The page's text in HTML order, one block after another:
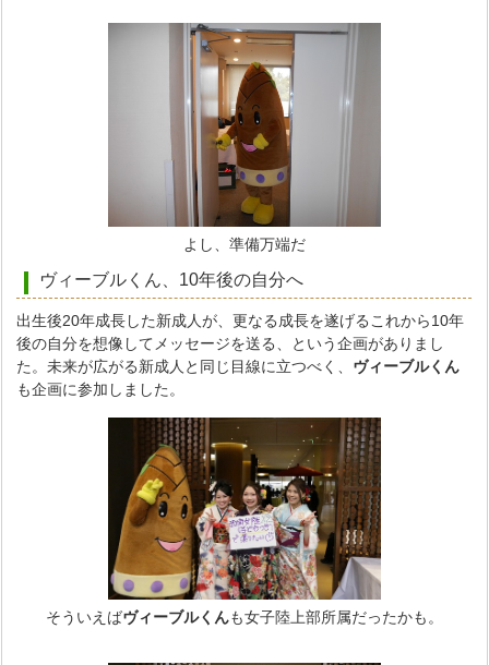
よし、準備万端だ
ヴィーブルくん、10年後の自分へ
出生後20年成長した新成人が、更なる成長を遂げるこれから10年
後の自分を想像してメッセージを送る、という企画がありまし
た。未来が広がる新成人と同じ目線に立つべく、 ヴィーブルくん
も企画に参加しました。
そういえばヴィーブルくんも女子陸上部所属だったかも。